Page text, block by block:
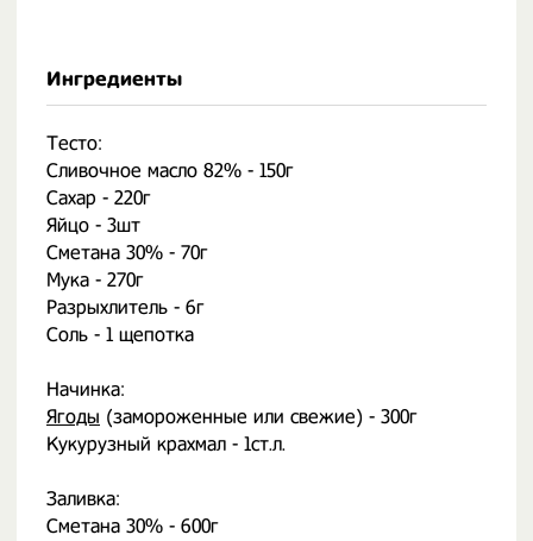
Ингредиенты
Тесто:
Сливочное масло 82% - 150г
Сахар - 220г
Яйцо - 3шт
Сметана 30% - 70г
Мука - 270г
Разрыхлитель - 6г
Соль - 1 щепотка
Начинка:
Ягоды (замороженные или свежие) - 300г
Кукурузный крахмал - 1ст.л.
Заливка:
Сметана 30% - 600г